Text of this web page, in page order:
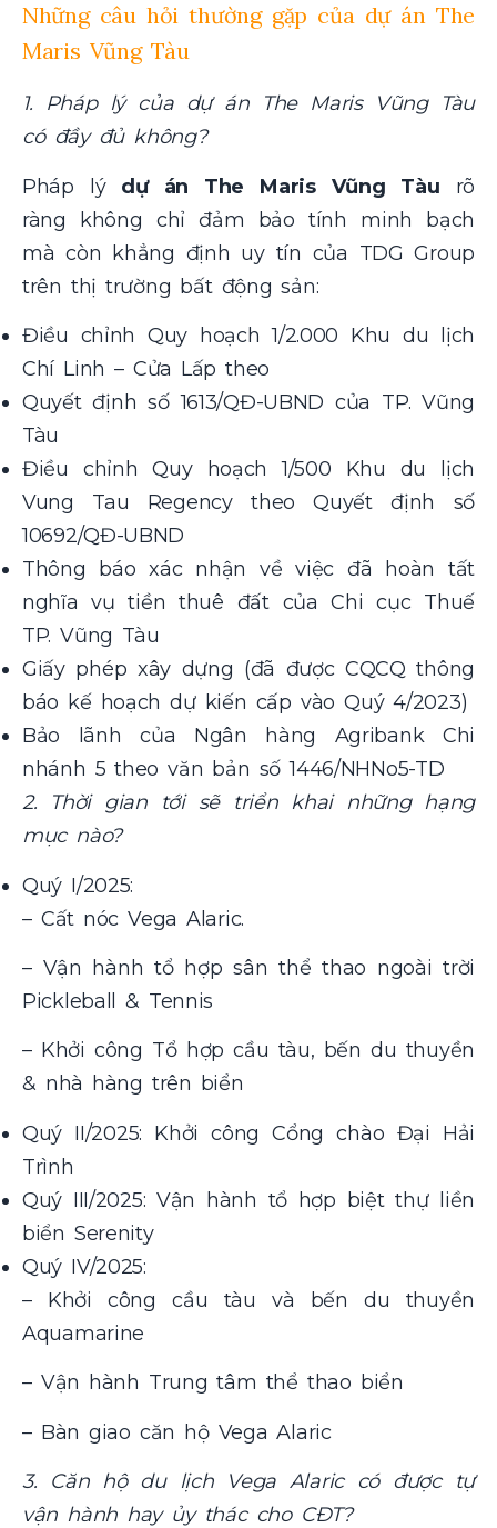
Những câu hỏi thường gặp của dự án The
Maris Vũng Tàu
1. Pháp lý của dự án The Maris Vũng Tàu
có đầy đủ không?
Pháp lý dự án The Maris Vũng Tàu rõ
ràng không chỉ đảm bảo tính minh bạch
mà còn khẳng định uy tín của TDG Group
trên thị trường bất động sản:
Điều chỉnh Quy hoạch 1/2.000 Khu du lịch
Chí Linh – Cửa Lấp theo
Quyết định số 1613/QĐ-UBND của TP. Vũng
Tàu
Điều chỉnh Quy hoạch 1/500 Khu du lịch
Vung Tau Regency theo Quyết định số
10692/QĐ-UBND
Thông báo xác nhận về việc đã hoàn tất
nghĩa vụ tiền thuê đất của Chi cục Thuế
TP. Vũng Tàu
Giấy phép xây dựng (đã được CQCQ thông
báo kế hoạch dự kiến cấp vào Quý 4/2023)
Bảo lãnh của Ngân hàng Agribank Chi
nhánh 5 theo văn bản số 1446/NHNo5-TD
2. Thời gian tới sẽ triển khai những hạng
mục nào?
Quý I/2025:
– Cất nóc Vega Alaric.
– Vận hành tổ hợp sân thể thao ngoài trời
Pickleball & Tennis
– Khởi công Tổ hợp cầu tàu, bến du thuyền
& nhà hàng trên biển
Quý II/2025: Khởi công Cổng chào Đại Hải
Trình
Quý III/2025: Vận hành tổ hợp biệt thự liền
biển Serenity
Quý IV/2025:
– Khởi công cầu tàu và bến du thuyền
Aquamarine
– Vận hành Trung tâm thể thao biển
– Bàn giao căn hộ Vega Alaric
3. Căn hộ du lịch Vega Alaric có được tự
vận hành hay ủy thác cho CĐT?